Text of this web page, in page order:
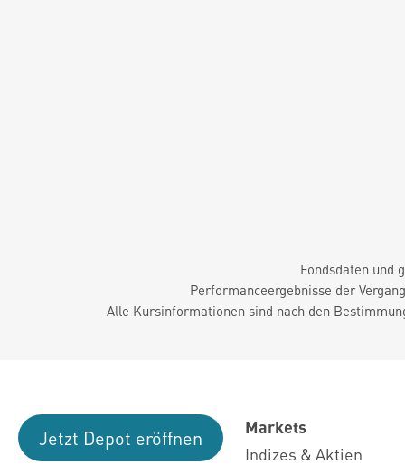
Fondsdaten und
Performanceergebnisse der
Alle Kursinformationen sind nach den
Jetzt Depot eröffnen
Markets
Indizes & Aktien